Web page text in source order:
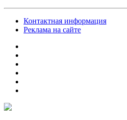
Контактная информация
Реклама на сайте